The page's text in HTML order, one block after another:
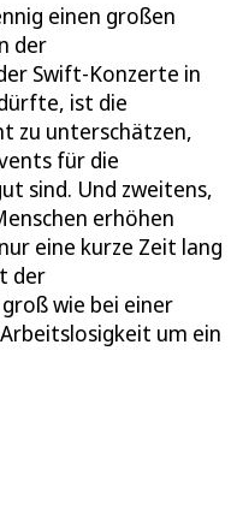
einen großen
der
Swift-Konzerte in
ist die
zu unterschätzen,
für die
sind. Und zweitens,
erhöhen
eine kurze Zeit lang
der
wie bei einer
um ein